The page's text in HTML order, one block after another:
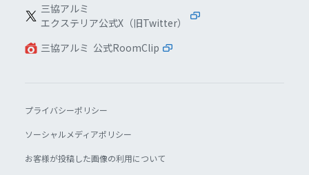
三協アルミ
エクステリア公式X（旧Twitter）
三協アルミ 公式RoomClip
プライバシーポリシー
ソーシャルメディアポリシー
お客様が投稿した画像の利用について